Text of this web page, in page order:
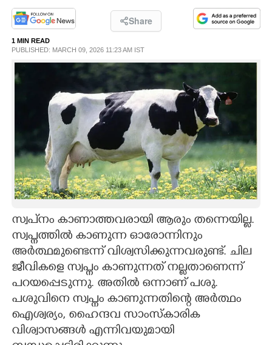
PHOTOS
LIFESTYLE
ART
ASTRO
CARTOONS
LITERATURE
ZOOM
CONTACT US
Share
1 MIN READ
PUBLISHED: MARCH 09, 2026 11:23 AM IST
സ്വപ്‌നം കാണാത്തവരായി ആരും തന്നെയില്ല.
സ്വപ്നത്തിൽ കാണുന്ന ഓരോന്നിനും
അർത്ഥമുണ്ടെന്ന് വിശ്വസിക്കുന്നവരുണ്ട്. ചില
ജീവികളെ സ്വപ്നം കാണുന്നത് നല്ലതാണെന്ന്
പറയപ്പെടുന്നു. അതിൽ ഒന്നാണ് പശു.
പശുവിനെ സ്വപ്നം കാണുന്നതിന്റെ അർത്ഥം
ഐശ്വര്യം, ഹെെന്ദവ സാംസ്കാരിക
വിശ്വാസങ്ങൾ എന്നിവയുമായി